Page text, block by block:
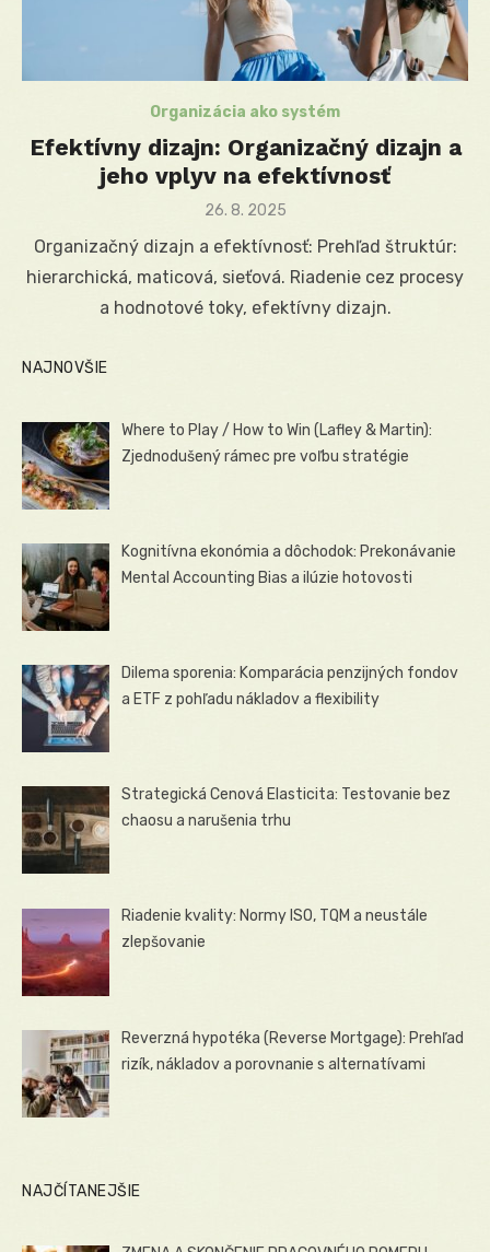
Organizácia ako systém
Efektívny dizajn: Organizačný dizajn a
jeho vplyv na efektívnosť
Posted
26. 8. 2025
Organizačný dizajn a efektívnosť: Prehľad štruktúr:
hierarchická, maticová, sieťová. Riadenie cez procesy
a hodnotové toky, efektívny dizajn.
NAJNOVŠIE
Where to Play / How to Win (Lafley & Martin):
Zjednodušený rámec pre voľbu stratégie
Kognitívna ekonómia a dôchodok: Prekonávanie
Mental Accounting Bias a ilúzie hotovosti
Dilema sporenia: Komparácia penzijných fondov
a ETF z pohľadu nákladov a flexibility
Strategická Cenová Elasticita: Testovanie bez
chaosu a narušenia trhu
Riadenie kvality: Normy ISO, TQM a neustále
zlepšovanie
Reverzná hypotéka (Reverse Mortgage): Prehľad
rizík, nákladov a porovnanie s alternatívami
NAJČÍTANEJŠIE